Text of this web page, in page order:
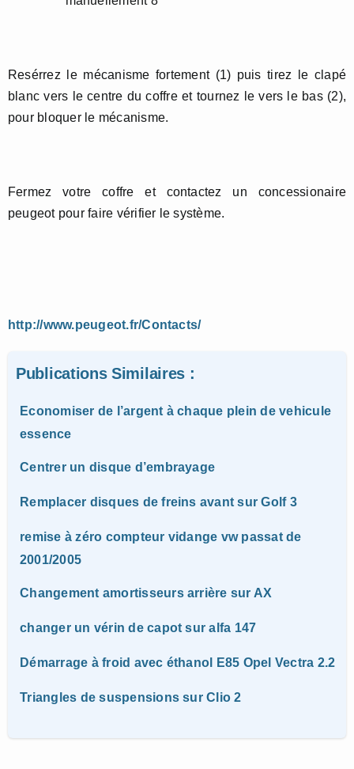
Resérrez le mécanisme fortement (1) puis tirez le clapé
blanc vers le centre du coffre et tournez le vers le bas (2),
pour bloquer le mécanisme.
Fermez votre coffre et contactez un concessionaire
peugeot pour faire vérifier le système.
http://www.peugeot.fr/Contacts/
Publications Similaires :
Economiser de l’argent à chaque plein de vehicule
essence
Centrer un disque d’embrayage
Remplacer disques de freins avant sur Golf 3
remise à zéro compteur vidange vw passat de
2001/2005
Changement amortisseurs arrière sur AX
changer un vérin de capot sur alfa 147
Démarrage à froid avec éthanol E85 Opel Vectra 2.2
Triangles de suspensions sur Clio 2